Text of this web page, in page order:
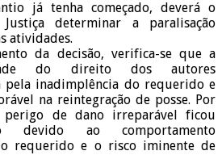
já tenha começado, deverá o
determinar a paralisação
atividades.
da decisão, verifica-se que a
do direito dos autores
pela inadimplência do requerido e
na reintegração de posse. Por
de dano irreparável ficou
devido ao comportamento
requerido e o risco iminente de